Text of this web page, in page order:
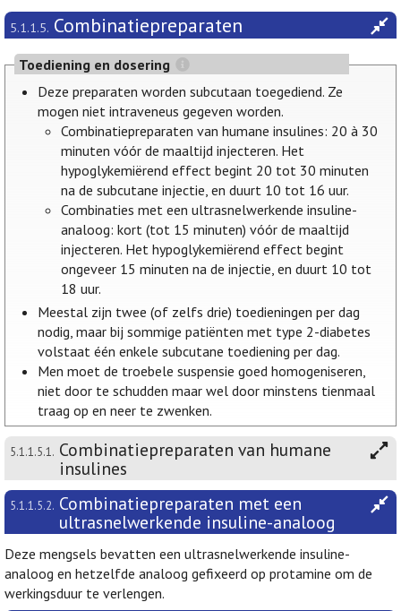
5.1.1.5. Combinatiepreparaten
Toediening en dosering
Deze preparaten worden subcutaan toegediend. Ze
mogen niet intraveneus gegeven worden.
Combinatiepreparaten van humane insulines: 20 à 30
minuten vóór de maaltijd injecteren. Het
hypoglykemiërend effect begint 20 tot 30 minuten
na de subcutane injectie, en duurt 10 tot 16 uur.
Combinaties met een ultrasnelwerkende insuline-
analoog: kort (tot 15 minuten) vóór de maaltijd
injecteren. Het hypoglykemiërend effect begint
ongeveer 15 minuten na de injectie, en duurt 10 tot
18 uur.
Meestal zijn twee (of zelfs drie) toedieningen per dag
nodig, maar bij sommige patiënten met type 2-diabetes
volstaat één enkele subcutane toediening per dag.
Men moet de troebele suspensie goed homogeniseren,
niet door te schudden maar wel door minstens tienmaal
traag op en neer te zwenken.
5.1.1.5.1. Combinatiepreparaten van humane
insulines
5.1.1.5.2. Combinatiepreparaten met een
ultrasnelwerkende insuline-analoog
Deze mengsels bevatten een ultrasnelwerkende insuline-
analoog en hetzelfde analoog gefixeerd op protamine om de
werkingsduur te verlengen.